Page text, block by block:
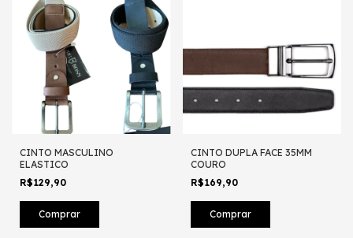
CINTO MASCULINO
ELASTICO
R$129,90
Comprar
CINTO DUPLA FACE 35MM
COURO
R$169,90
Comprar